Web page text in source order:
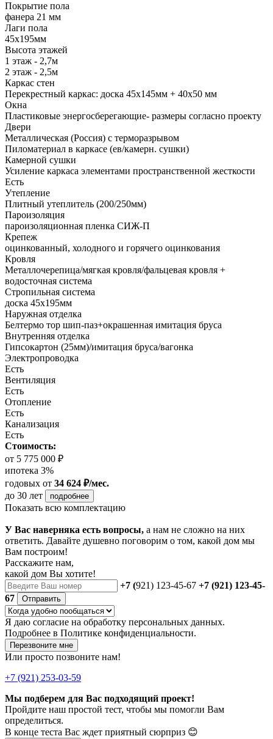
Покрытие пола
фанера 21 мм
Лаги пола
45х195мм
Высота этажей
1 этаж - 2,7м
2 этаж - 2,5м
Каркас стен
Перекрестный каркас: доска 45х145мм + 40х50 мм
Окна
Пластиковые энергосберегающие- размеры согласно проекту
Двери
Металлическая (Россия) с терморазрывом
Пиломатериал в каркасе (ев/камерн. сушки)
Камерной сушки
Усиление каркаса элементами пространственной жесткости
Есть
Утепление
Плитный утеплитель (200/250мм)
Пароизоляция
пароизоляционная пленка СИЖ-П
Крепеж
оцинкованный, холодного и горячего оцинкования
Кровля
Металлочерепица/мягкая кровля/фальцевая кровля +
водосточная система
Стропильная система
доска 45х195мм
Наружная отделка
Белтермо тор шип-паз+окрашенная имитация бруса
Внутренняя отделка
Гипсокартон (25мм)/имитация бруса/вагонка
Электропроводка
Есть
Вентиляция
Есть
Отопление
Есть
Канализация
Есть
Стоимость:
от 5 775 000 ₽
ипотека 3%
годовых от 34 624 ₽/мес.
до 30 лет
подробнее
Показать всю комплектацию
У Вас наверняка есть вопросы, а нам не сложно на них
ответить. Давайте душевно поговорим о том, какой дом мы
Вам построим!
Расскажите нам,
какой дом Вы хотите!
+7 (921) 123-45-67 +7 (921) 123-45-
67
Отправить
Я даю согласие на обработку персональных данных.
Подробнее в Политике конфиденциальности.
Перезвоните мне
Или просто позвоните нам!
+7 (921) 253-03-59
Мы подберем для Вас подходящий проект!
Пройдите наш простой тест, чтобы мы помогли Вам
определиться.
В конце теста Вас ждет приятный сюрприз 😊